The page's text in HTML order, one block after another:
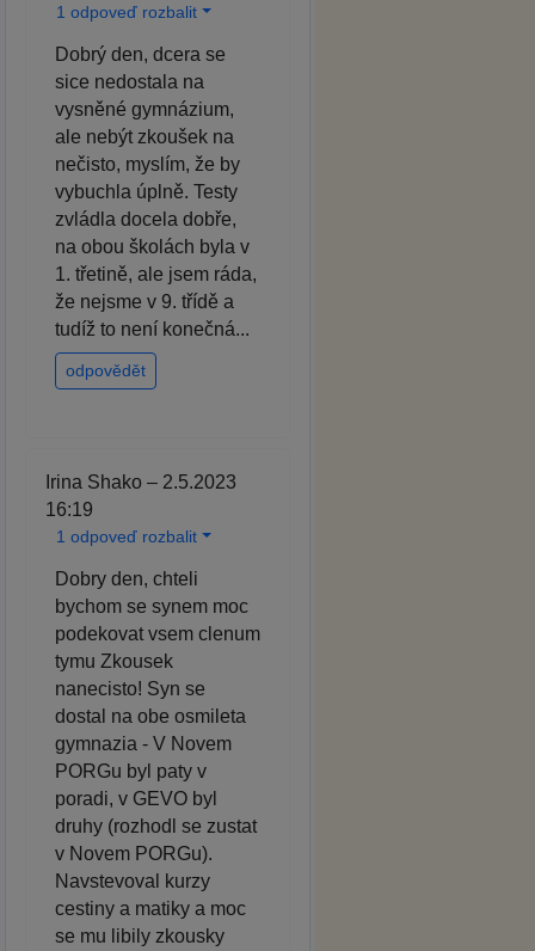
1 odpoveď rozbalit
Dobrý den, dcera se
sice nedostala na
vysněné gymnázium,
ale nebýt zkoušek na
nečisto, myslím, že by
vybuchla úplně. Testy
zvládla docela dobře,
na obou školách byla v
1. třetině, ale jsem ráda,
že nejsme v 9. třídě a
tudíž to není konečná...
odpovědět
Irina Shako – 2.5.2023
16:19
1 odpoveď rozbalit
Dobry den, chteli
bychom se synem moc
podekovat vsem clenum
tymu Zkousek
nanecisto! Syn se
dostal na obe osmileta
gymnazia - V Novem
PORGu byl paty v
poradi, v GEVO byl
druhy (rozhodl se zustat
v Novem PORGu).
Navstevoval kurzy
cestiny a matiky a moc
se mu libily zkousky